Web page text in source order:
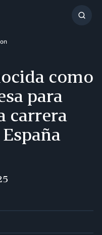
como
para
carrera